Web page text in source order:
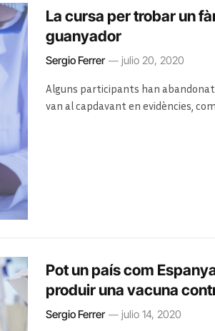
La cursa per trobar un
guanyador
Sergio Ferrer julio 20, 2020
Alguns participants han
van al capdavant en evidències,
Pot un país com
produir una vacuna
Sergio Ferrer julio 14, 2020